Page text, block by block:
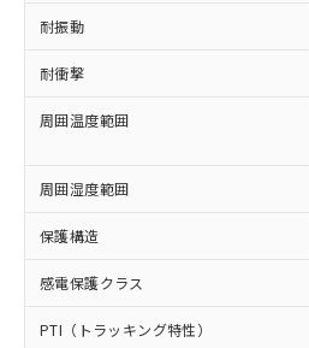
耐振動
耐衝撃
周囲温度範囲
周囲湿度範囲
保護構造
感電保護クラス
PTI（トラッキング特性）
記載している更新
タに基づき作成さ
覧された時点での
準価格とは異なる
正式な納期状況お
様のお取引先、ま
ムロン制御機器販
オムロン制御機器
販売ネットワ
ください。
在庫状況および標準
鉛(Pb) 1000ppm以下、 水銀(Hg)
六価クロム(Cr(Ⅵ)) 1000ppm以
類(PBB) 1000ppm以下、ポリ臭
(PBDE) 1000ppm以下、フタル酸
ル) (DEHP)(別名：DOP)
ルベンジル（BBP） 1000ppm以
（DBP） 1000ppm以下、フタ
(DIBP) 1000ppm以下
但し、RoHS指令で産業用監視お
適用除外項目は除く。
フタル酸エステル類の４物質につ
図的な使用がないことを確認して
※2 対応予定月
*中国RoHS10物質の基準値 (GB/
Pb(鉛) :1000ppm、 Hg(水銀) :
Cr(Ⅵ)(六価クロム) : 1000ppm、
ニル類) : 1000ppm、 PBDEs(ポ
ル) : 1000ppm、
DEHP(フタル酸ビス(2-エチルヘ
※2 環境保護使用期限
「ｅ」：有害物質（10物質
（以下｢規制貨物等
または国外への提
国政府の輸出許可(
可)を取得するなど
当社は規制貨物を
全に破砕するなど
いよう必要な手段を
当社は貴社製品を
ル、化学兵器、生
武器並びにこれら
使用いたしません。
当社は、貴社製品
場合は、上記1、2お
○ 一定数以上の在
△ 一定数には満
在庫なし(最新
いては、お客
たはお客様担当
機器販売店・
認ください)